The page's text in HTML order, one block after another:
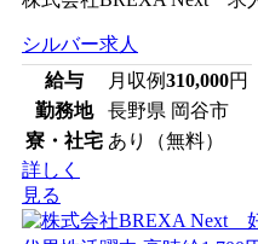
シルバー求人
給与
月収例310,000円
勤務地
長野県 岡谷市
寮・社宅 あり（無料）
詳しく
見る